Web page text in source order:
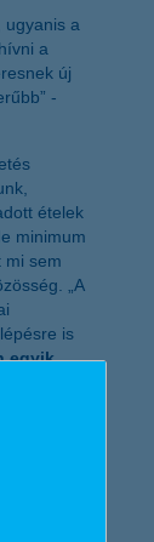
megújítás
ugyanis a
a
új
-
ételek
minimum
mi sem
„A
is
egyik
adás óta